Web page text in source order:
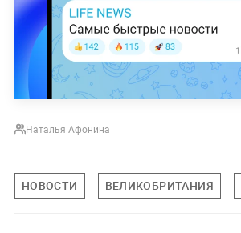
Наталья Афонина
НОВОСТИ ВЕЛИКОБРИТАНИЯ